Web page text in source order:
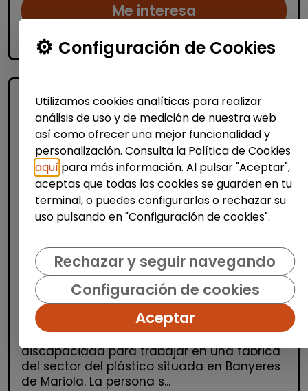
Me interesa
accessibility_newPersonas con discapacidad
Logística, Almacén y Compras
Operario/a industrial de
manipulados - mañanas (banyeres
de mariola)
AURA FACILITY SERVICES S.L.|
España(Alicante)
Auracee selecciona un/a operario/a de
manipulados con certificado de
discapacidad para trabajar en una fábrica
del sector del plástico situada en Banyeres
de Mariola. La persona s...
Configuración de Cookies
Utilizamos cookies analíticas para realizar
análisis de uso y de medición de nuestra web
así como ofrecer una mejor funcionalidad y
personalización. Consulta la Política de Cookies
aquí para más información. Al pulsar "Aceptar",
aceptas que todas las cookies se guarden en tu
terminal, o puedes configurarlas o rechazar su
uso pulsando en "Configuración de cookies".
Rechazar y seguir navegando
Configuración de cookies
Aceptar